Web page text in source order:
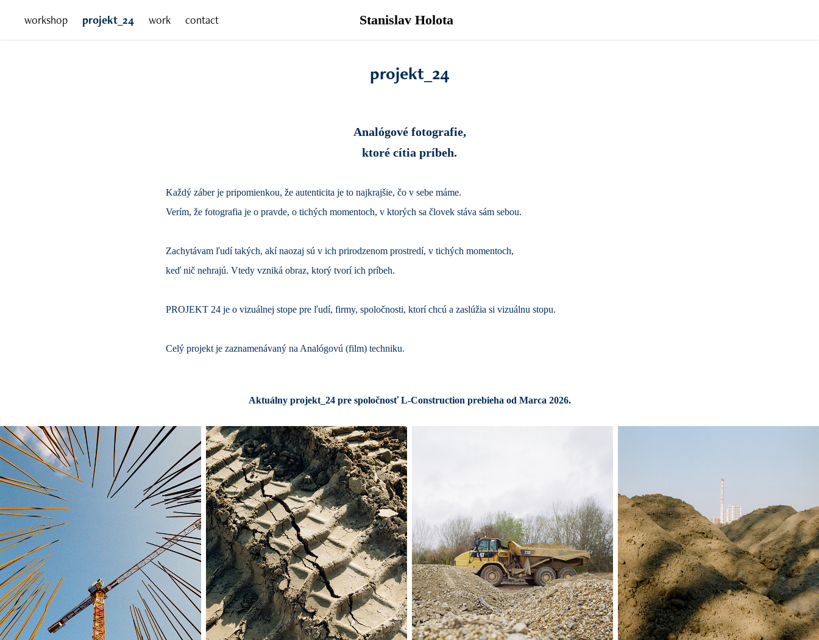
workshop projekt_24 work contact Stanislav Holota
projekt_24
Analógové fotografie,
ktoré cítia príbeh.
Každý záber je pripomienkou, že autenticita je to najkrajšie, čo v sebe máme.
Verím, že fotografia je o pravde, o tichých momentoch, v ktorých sa človek stáva sám sebou.
Zachytávam ľudí takých, akí naozaj sú v ich prirodzenom prostredí, v tichých momentoch,
keď nič nehrajú. Vtedy vzniká obraz, ktorý tvorí ich príbeh.
PROJEKT 24 je o vizuálnej stope pre ľudí, firmy, spoločnosti, ktorí chcú a zaslúžia si vizuálnu stopu.
Celý projekt je zaznamenávaný na Analógovú (film) techniku.
Aktuálny projekt_24 pre spoločnosť L-Construction prebieha od Marca 2026.